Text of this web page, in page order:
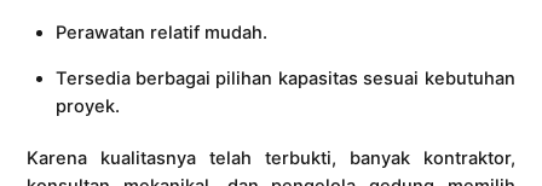
Perawatan relatif mudah.
Tersedia berbagai pilihan kapasitas sesuai kebutuhan
proyek.
Karena kualitasnya telah terbukti, banyak kontraktor,